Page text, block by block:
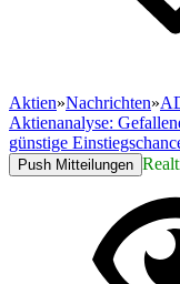
Aktien»Nachrichten»
Aktienanalyse:
günstige
Push Mitteilungen